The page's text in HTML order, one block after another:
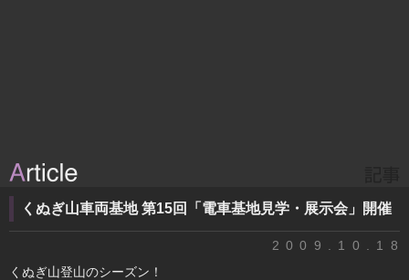
くぬぎ山車両基地 第15回「電車基地見学・展示会」開催
2009.10.18
くぬぎ山登山のシーズン！